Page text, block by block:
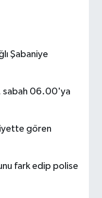
Şabaniye
sabah 06.00'ya
gören
fark edip polise